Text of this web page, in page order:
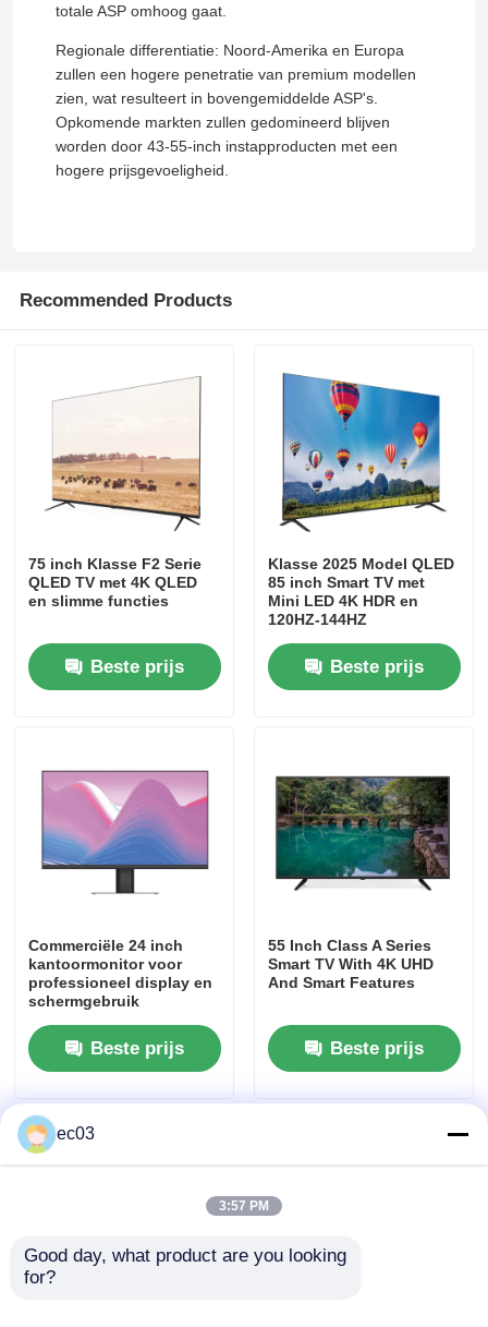
totale ASP omhoog gaat.
Regionale differentiatie: Noord-Amerika en Europa
zullen een hogere penetratie van premium modellen
zien, wat resulteert in bovengemiddelde ASP's.
Opkomende markten zullen gedomineerd blijven
worden door 43-55-inch instapproducten met een
hogere prijsgevoeligheid.
Recommended Products
75 inch Klasse F2 Serie
QLED TV met 4K QLED
en slimme functies
Beste prijs
Klasse 2025 Model QLED
85 inch Smart TV met
Mini LED 4K HDR en
120HZ-144HZ
Beste prijs
Commerciële 24 inch
kantoormonitor voor
professioneel display en
schermgebruik
Beste prijs
55 Inch Class A Series
Smart TV With 4K UHD
And Smart Features
Beste prijs
ec03
3:57 PM
Good day, what product are you looking
for?